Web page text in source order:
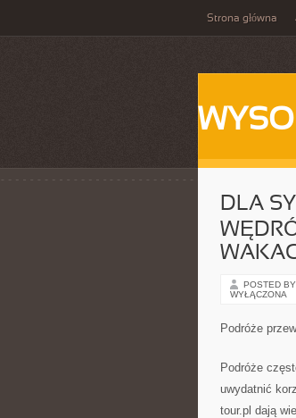
Strona główna
DLA
POSTED
WYŁĄCZONA
Podróże
Podróże
uwydatnić
tour.pl dają